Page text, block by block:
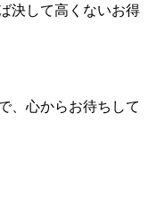
決して高くないお得
、心からお待ちして